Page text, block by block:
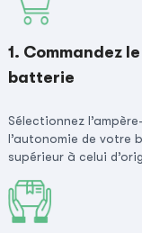
1. Commandez
batterie
Sélectionnez
l’autonomie de votre
supérieur à celui